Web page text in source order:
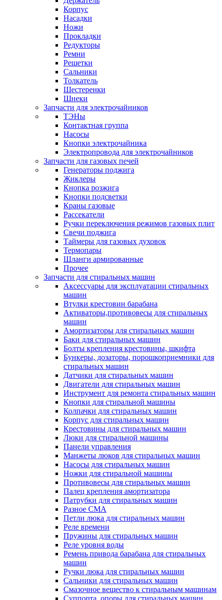
Корпус
Насадки
Ножи
Прокладки
Редукторы
Ремни
Решетки
Сальники
Толкатель
Шестеренки
Шнеки
Запчасти для электрочайников
ТЭНы
Контактная группа
Насосы
Кнопки электрочайника
Электропровода для электрочайников
Запчасти для газовых печей
Генераторы поджига
Жиклеры
Кнопка розжига
Кнопки подсветки
Краны газовые
Рассекатели
Ручки переключения режимов газовых плит
Свечи поджига
Таймеры для газовых духовок
Термопары
Шланги армированные
Прочее
Запчасти для стиральных машин
Аксессуары для эксплуатации стиральных
машин
Втулки крестовин барабана
Активаторы,противовесы для стиральных
машин
Амортизаторы для стиральных машин
Баки для стиральных машин
Болты крепления крестовины, шкифта
Бункеры, дозаторы, порошкоприемники для
стиральных машин
Датчики для стиральных машин
Двигатели для стиральных машин
Инструмент для ремонта стиральных машин
Кнопки для стиральной машины
Колпачки для стиральных машин
Корпус для стиральных машин
Крестовины для стиральных машин
Люки для стиральной машины
Панели управления
Манжеты люков для стиральных машин
Насосы для стиральных машин
Ножки для стиральной машины
Противовесы для стиральных машин
Палец крепления амортизатора
Патрубки для стиральных машин
Разное СМА
Петли люка для стиральных машин
Реле времени
Пружины для стиральных машин
Реле уровня воды
Ремень привода барабана для стиральных
машин
Ручки люка для стиральных машин
Сальники для стиральных машин
Смазочное вещество к стиральным машинам
Суппорта, опоры для стиральных машин